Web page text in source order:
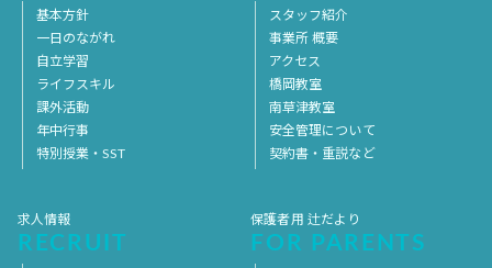
基本方針
一日のながれ
自立学習
ライフスキル
課外活動
年中行事
特別授業・SST
スタッフ紹介
事業所 概要
アクセス
橋岡教室
南草津教室
安全管理について
契約書・重説など
求人情報
RECRUIT
保護者用 辻だより
FOR PARENTS